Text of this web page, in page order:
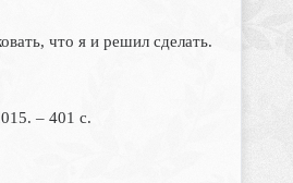
что я и решил сделать.
– 401 с.